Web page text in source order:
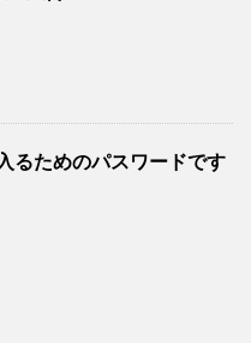
るためのパスワードです